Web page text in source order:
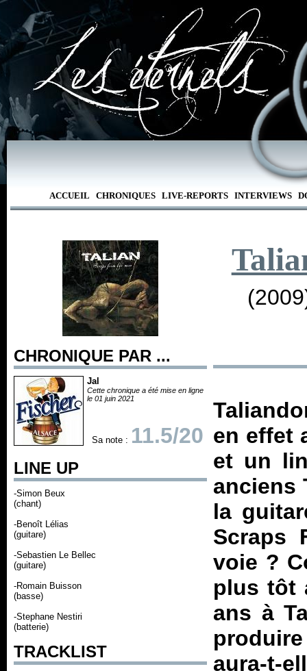
ACCUEIL CHRONIQUES LIVE-REPORTS INTERVIEWS
CHRONIQUE PAR ...
Jal
Cette chronique a été mise en ligne
le 01 juin 2021
Sa note : 11.5/20
LINE UP
-Simon Beux
(chant)
-Benoît Lélias
(guitare)
-Sebastien Le Bellec
(guitare)
-Romain Buisson
(basse)
-Stephane Nestiri
(batterie)
TRACKLIST
en effet
et un
anciens
la
Scraps
voie ?
plus tôt
ans à
aura-t-